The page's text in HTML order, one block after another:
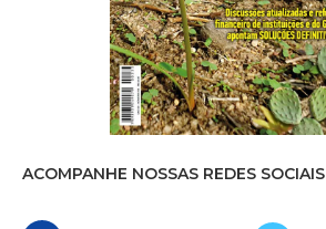
ACOMPANHE NOSSAS REDES SOCIAIS